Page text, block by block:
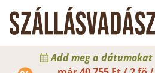
Add meg a dátumokat